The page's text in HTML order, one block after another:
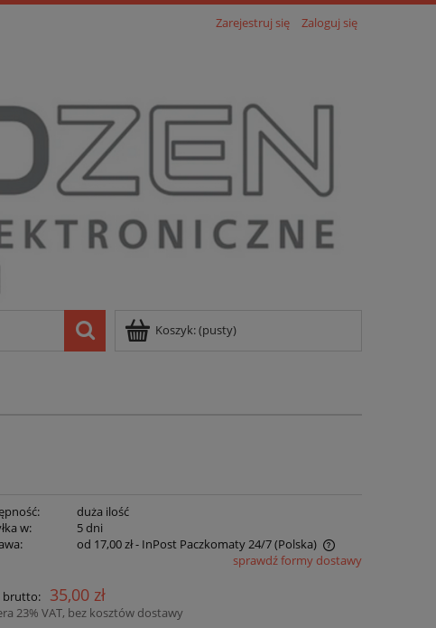
Zarejestruj się Zaloguj się
Koszyk:(pusty)
duża ilość
w:
5 dni
od 17,00 zł- InPost Paczkomaty 24/7(Polska)
płatności
sprawdź formy dostawy
brutto: 35,00 zł
23% VAT, bez kosztów dostawy